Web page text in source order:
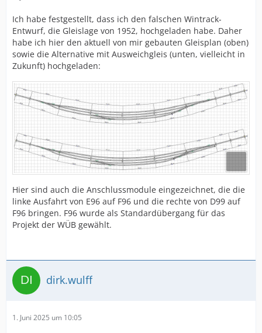
Ich habe festgestellt, dass ich den falschen Wintrack-
Entwurf, die Gleislage von 1952, hochgeladen habe. Daher
habe ich hier den aktuell von mir gebauten Gleisplan (oben)
sowie die Alternative mit Ausweichgleis (unten, vielleicht in
Zukunft) hochgeladen:
Hier sind auch die Anschlussmodule eingezeichnet, die die
linke Ausfahrt von E96 auf F96 und die rechte von D99 auf
F96 bringen. F96 wurde als Standardübergang für das
Projekt der WÜB gewählt.
dirk.wulff
1. Juni 2025 um 10:05